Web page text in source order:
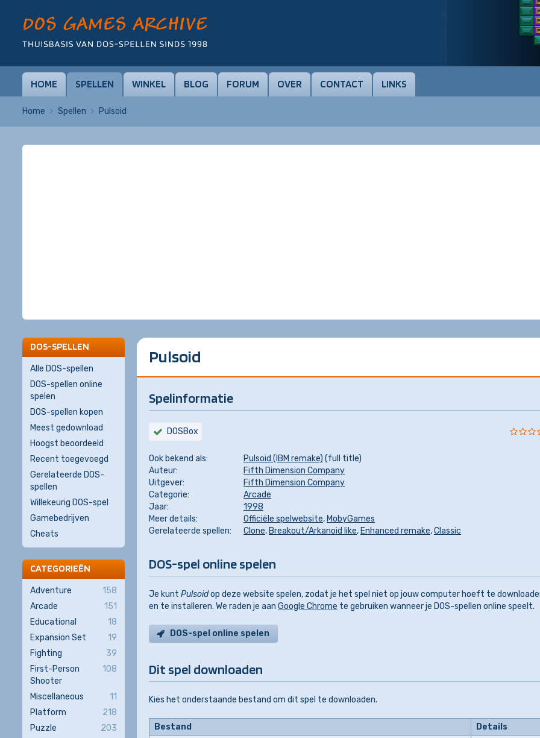
HOME SPELLEN WINKEL BLOG FORUM OVER CONTACT LINKS
Home Spellen Pulsoid
Pulsoid
Spelinformatie
DOSBox
Ook bekend als: Pulsoid (IBM remake) (full title)
Auteur:
Fifth Dimension Company
Uitgever:
Fifth Dimension Company
Categorie:
Arcade
Jaar:
1998
Meer details:
Officiële spelwebsite, MobyGames
Gerelateerde spellen:
Clone, Breakout/Arkanoid like, Enhanced remake,Classic
DOS-spel online spelen
Je kunt Pulsoidop deze website spelen, zodat je het spel niet op jouw computer hoeft te
en te installeren. We raden je aan Google Chrome te gebruiken wanneer je DOS-spellen online speelt.
DOS-spel online spelen
Dit spel downloaden
Kies het onderstaande bestand om dit spel te downloaden.
Bestand Details
DOS-SPELLEN
Alle DOS-spellen
DOS-spellen online
spelen
DOS-spellen kopen
Meest gedownload
Hoogst beoordeeld
Recent toegevoegd
Gerelateerde DOS-
spellen
Willekeurig DOS-spel
Gamebedrijven
Cheats
CATEGORIEËN
Adventure
158
Arcade
151
Educational
18
Expansion Set
19
Fighting
39
First-Person
Shooter
108
Miscellaneous
11
Platform
218
Puzzle
203